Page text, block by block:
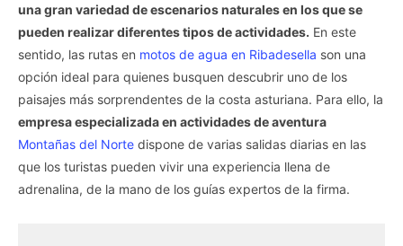
una gran variedad de escenarios naturales en los que se
pueden realizar diferentes tipos de actividades. En este
sentido, las rutas en motos de agua en Ribadesella son una
opción ideal para quienes busquen descubrir uno de los
paisajes más sorprendentes de la costa asturiana. Para ello, la
empresa especializada en actividades de aventura
Montañas del Norte dispone de varias salidas diarias en las
que los turistas pueden vivir una experiencia llena de
adrenalina, de la mano de los guías expertos de la firma.